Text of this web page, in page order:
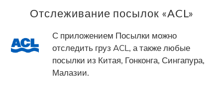
Отслеживание посылок «ACL»
С приложением Посылки можно
отследить груз ACL, а также любые
посылки из Китая, Гонконга, Сингапура,
Малазии.